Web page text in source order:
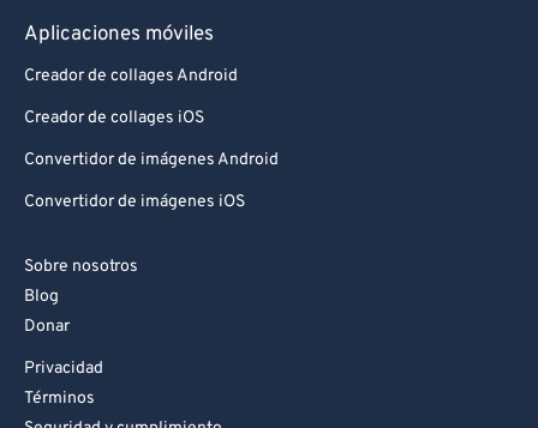
Aplicaciones móviles
Creador de collages Android
Creador de collages iOS
Convertidor de imágenes Android
Convertidor de imágenes iOS
Sobre nosotros
Blog
Donar
Privacidad
Términos